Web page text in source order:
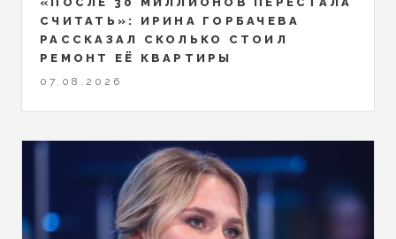
СЧИТАТЬ»: ИРИНА ГОРБАЧЕВА
РАССКАЗАЛ СКОЛЬКО СТОИЛ
РЕМОНТ ЕЁ КВАРТИРЫ
07.08.2026